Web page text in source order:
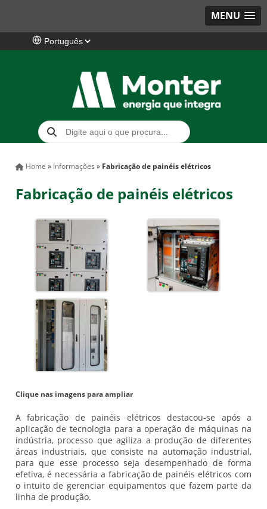
MENU
Home » Informações » Fabricação de painéis elétricos
Fabricação de painéis elétricos
Clique nas imagens para ampliar
Afabricação de painéis elétricos destacou-se após a
aplicação de tecnologia para a operação de máquinas na
indústria, processo que agiliza a produção de diferentes
áreas industriais, que consiste na automação industrial,
para que esse processo seja desempenhado de forma
efetiva, é necessária a fabricação de painéis elétricos com
o intuito de gerenciar equipamentos que fazem parte da
linha de produção.